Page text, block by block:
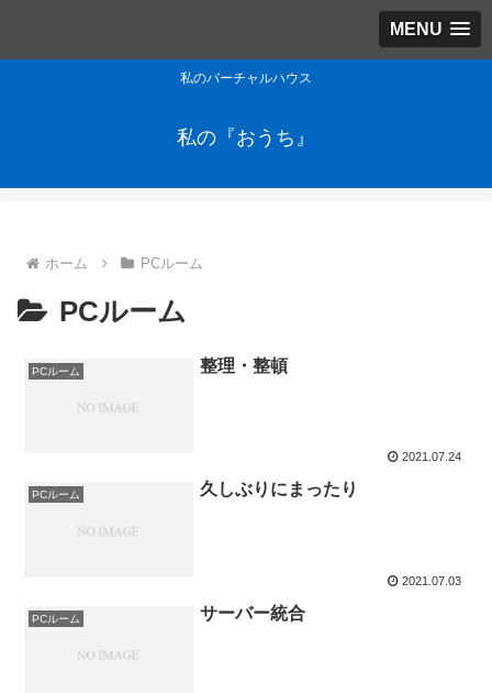
MENU
私のバーチャルハウス
私の『おうち』
ホーム PCルーム
PCルーム
PCルーム 整理・整頓
2021.07.24
PCルーム 久しぶりにまったり
2021.07.03
PCルーム サーバー統合